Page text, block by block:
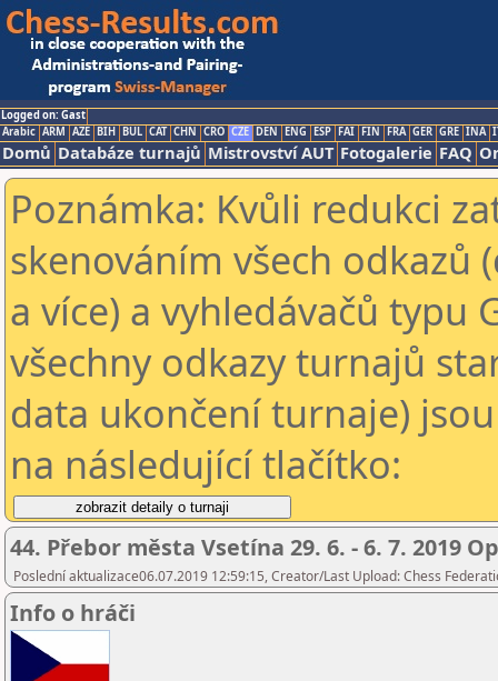
Logged on: Gast
Arabic ARM AZE BIH BUL CAT CHN CRO CZE DEN ENG ESP FAI FIN FRA GER GRE INA
Domů Databáze turnajů Mistrovství AUT Fotogalerie FAQ
Poznámka: Kvůli redukci
skenováním všech odkazů
a více) a vyhledávačů typu
všechny odkazy turnajů
data ukončení turnaje)
na následující tlačítko:
44. Přebor města Vsetína 29. 6. - 6. 7. 2019
Poslední aktualizace06.07.2019 12:59:15, Creator/Last Upload: Chess
Info o hráči